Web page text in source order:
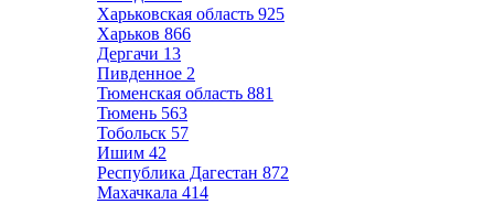
Харьковская область 925
Харьков 866
Дергачи 13
Пивденное 2
Тюменская область 881
Тюмень 563
Тобольск 57
Ишим 42
Республика Дагестан 872
Махачкала 414